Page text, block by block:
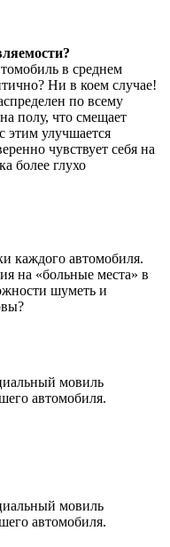
в среднем
Ни в коем случае!
по всему
полу, что смещает
этим улучшается
чувствует себя на
более глухо
каждого автомобиля.
на «больные места» в
шуметь и
мовиль
автомобиля.
мовиль
автомобиля.